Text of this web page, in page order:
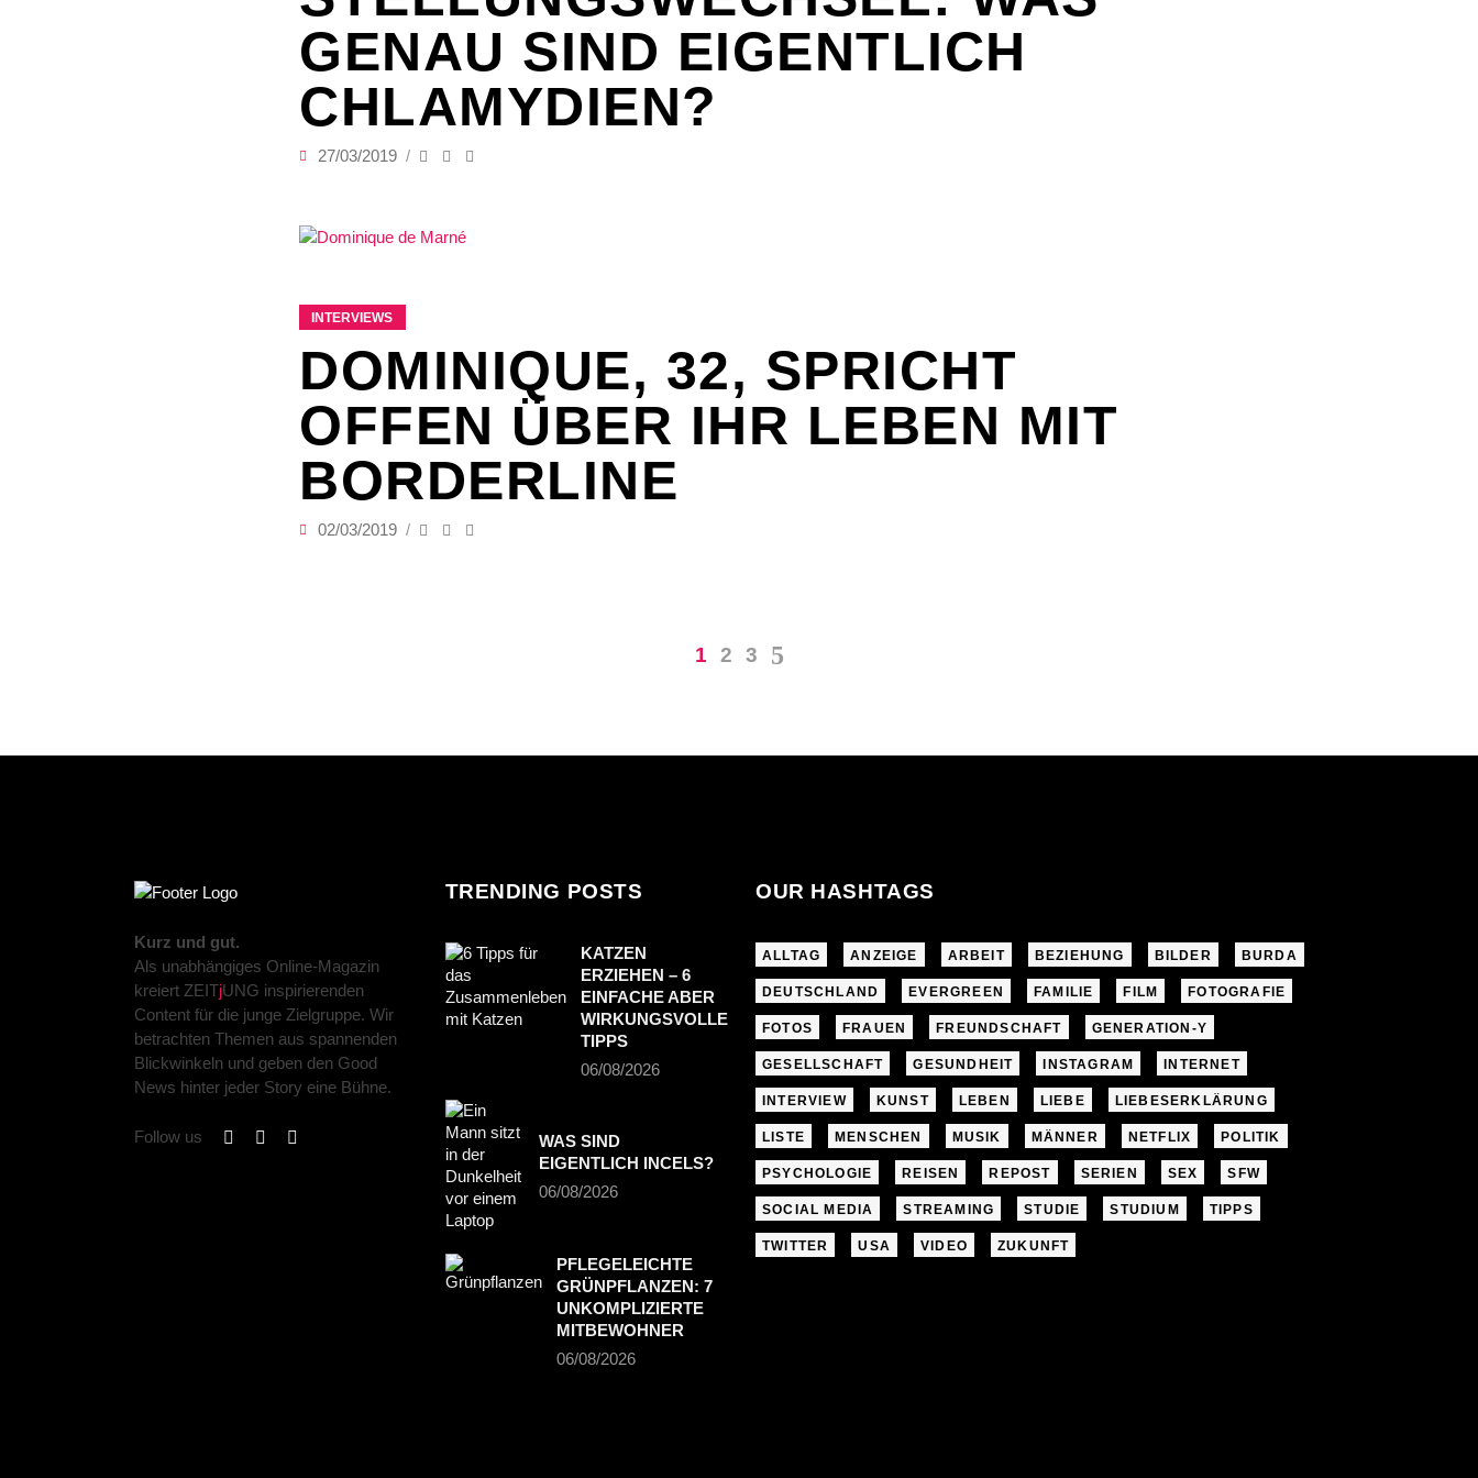
GENAU SIND EIGENTLICH
CHLAMYDIEN?
27/03/2019
INTERVIEWS
DOMINIQUE, 32, SPRICHT
OFFEN ÜBER IHR LEBEN MIT
BORDERLINE
02/03/2019
1 2 3
Kurz und gut.
Als unabhängiges Online-Magazin
kreiert ZEITjUNG inspirierenden
Content für die junge Zielgruppe. Wir
betrachten Themen aus spannenden
Blickwinkeln und geben den Good
News hinter jeder Story eine Bühne.
Follow us
TRENDING POSTS
KATZEN
ERZIEHEN – 6
EINFACHE ABER
WIRKUNGSVOLLE
TIPPS
06/08/2026
WAS SIND
EIGENTLICH INCELS?
06/08/2026
PFLEGELEICHTE
GRÜNPFLANZEN: 7
UNKOMPLIZIERTE
MITBEWOHNER
06/08/2026
OUR HASHTAGS
ALLTAG ANZEIGE ARBEIT BEZIEHUNG BILDER BURDA
DEUTSCHLAND EVERGREEN FAMILIE FILM FOTOGRAFIE
FOTOS FRAUEN FREUNDSCHAFT GENERATION-Y
GESELLSCHAFT GESUNDHEIT INSTAGRAM INTERNET
INTERVIEW KUNST LEBEN LIEBE LIEBESERKLÄRUNG
LISTE MENSCHEN MUSIK MÄNNER NETFLIX POLITIK
PSYCHOLOGIE REISEN REPOST SERIEN SEX SFW
SOCIAL MEDIA STREAMING STUDIE STUDIUM TIPPS
TWITTER USA VIDEO ZUKUNFT